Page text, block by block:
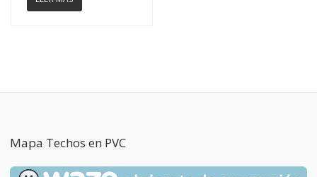
Mapa Techos en PVC